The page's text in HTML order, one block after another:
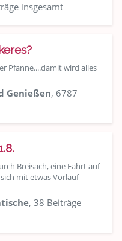
insgesamt
Pfanne....damit wird alles
Genießen, 6787
Breisach, eine Fahrt auf
mit etwas Vorlauf
, 38 Beiträge